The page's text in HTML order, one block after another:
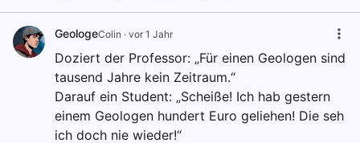
GeologeColin · vor 1 Jahr
Doziert der Professor: „Für einen Geologen sind
tausend Jahre kein Zeitraum.“
Darauf ein Student: „Scheiße! Ich hab gestern
einem Geologen hundert Euro geliehen! Die seh
ich doch nie wieder!“